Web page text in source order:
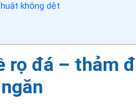
không dệt
rọ đá – thảm